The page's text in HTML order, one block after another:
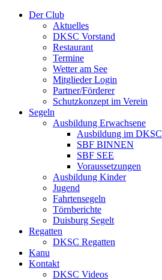
Der Club
Aktuelles
DKSC Vorstand
Restaurant
Termine
Wetter am See
Mitglieder Login
Partner/Förderer
Schutzkonzept im Verein
Segeln
Ausbildung Erwachsene
Ausbildung im DKSC
SBF BINNEN
SBF SEE
Voraussetzungen
Ausbildung Kinder
Jugend
Fahrtensegeln
Törnberichte
Duisburg Segelt
Regatten
DKSC Regatten
Kanu
Kontakt
DKSC Videos